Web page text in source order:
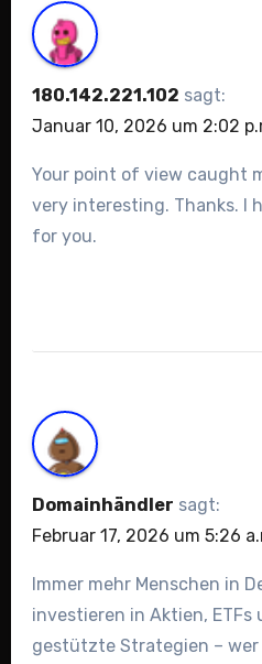
180.142.221.102 sagt:
Januar 10, 2026 um 2:02
Your point of view caught
very interesting. Thanks. I
for you.
Domainhändler sagt:
Februar 17, 2026 um 5:26
Immer mehr Menschen in
investieren in Aktien, ETFs
gestützte Strategien –